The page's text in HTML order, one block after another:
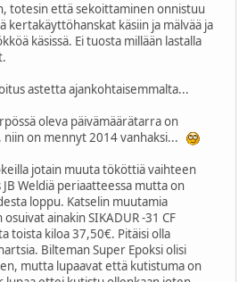
totesin että sekoittaminen onnistuu
kertakäyttöhanskat käsiin ja mälvää ja
käsissä. Ei tuosta millään lastalla
astetta ajankohtaisemmalta...
oleva päivämäärätarra on
niin on mennyt 2014 vanhaksi...
jotain muuta tököttiä vaihteen
Weldiä periaatteessa mutta on
loppu. Katselin muutamia
ainakin SIKADUR -31 CF
toista kiloa 37,50€. Pitäisi olla
Bilteman Super Epoksi olisi
mutta lupaavat että kutistuma on